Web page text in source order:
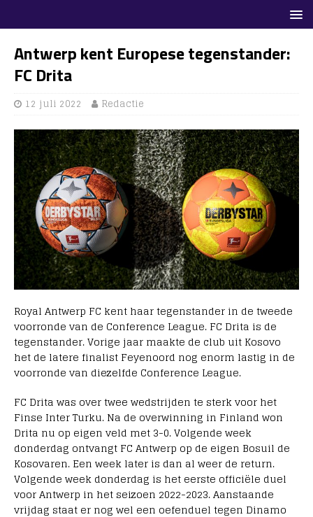
Antwerp kent Europese tegenstander:
FC Drita
12 juli 2022 Redactie
Royal Antwerp FC kent haar tegenstander in de tweede
voorronde van de Conference League. FC Drita is de
tegenstander. Vorige jaar maakte de club uit Kosovo
het de latere finalist Feyenoord nog enorm lastig in de
voorronde van diezelfde Conference League.
FC Drita was over twee wedstrijden te sterk voor het
Finse Inter Turku. Na de overwinning in Finland won
Drita nu op eigen veld met 3-0. Volgende week
donderdag ontvangt FC Antwerp op de eigen Bosuil de
Kosovaren. Een week later is dan al weer de return.
Volgende week donderdag is het eerste officiële duel
voor Antwerp in het seizoen 2022-2023. Aanstaande
vrijdag staat er nog wel een oefenduel tegen Dinamo